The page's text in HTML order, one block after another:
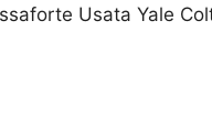
Usata Yale